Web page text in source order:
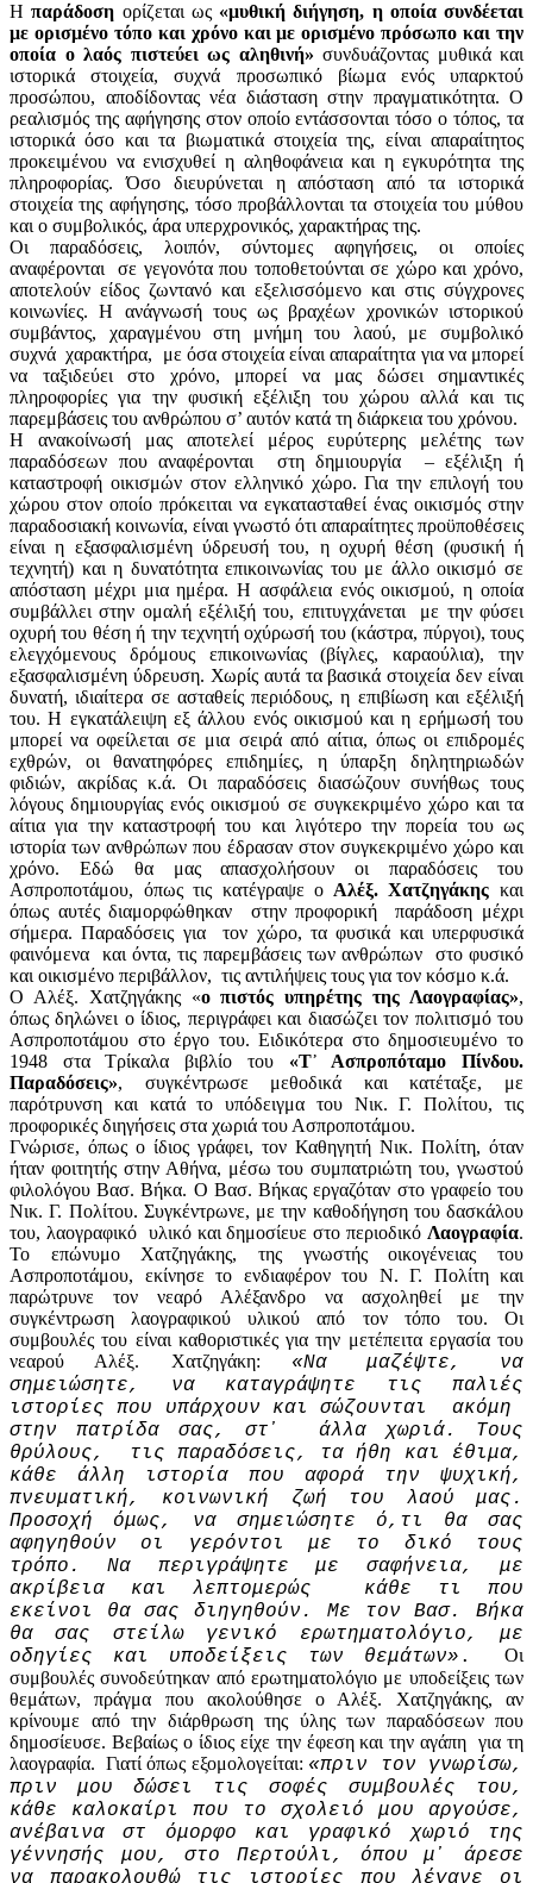
Ηπαράδοση ορίζεται ως «μυθική διήγηση, η οποία συνδέεται
με ορισμένο τόπο και χρόνο και με ορισμένο πρόσωπο και την
οποία ο λαός πιστεύει ως αληθινή» συνδυάζοντας μυθικά και
ιστορικά στοιχεία, συχνά προσωπικό βίωμα ενός υπαρκτού
προσώπου, αποδίδοντας νέα διάσταση στην πραγματικότητα. Ο
ρεαλισμός της αφήγησης στον οποίο εντάσσονται τόσο ο τόπος, τα
ιστορικά όσο και τα βιωματικά στοιχεία της, είναι απαραίτητος
προκειμένου να ενισχυθεί η αληθοφάνεια και η εγκυρότητα της
πληροφορίας. Όσο διευρύνεται η απόσταση από τα ιστορικά
στοιχεία της αφήγησης, τόσο προβάλλονται τα στοιχεία του μύθου
και ο συμβολικός, άρα υπερχρονικός, χαρακτήρας της.
Οι παραδόσεις, λοιπόν, σύντομες αφηγήσεις, οι οποίες
αναφέρονται σε γεγονότα που τοποθετούνται σε χώρο και χρόνο,
αποτελούν είδος ζωντανό και εξελισσόμενο και στις σύγχρονες
κοινωνίες. Η ανάγνωσή τους ως βραχέων χρονικών ιστορικού
συμβάντος, χαραγμένου στη μνήμη του λαού, με συμβολικό
συχνά χαρακτήρα, με όσα στοιχεία είναι απαραίτητα για να μπορεί
να ταξιδεύει στο χρόνο, μπορεί να μας δώσει σημαντικές
πληροφορίες για την φυσική εξέλιξη του χώρου αλλά και τις
παρεμβάσεις του ανθρώπου σ’ αυτόν κατά τη διάρκεια του χρόνου.
Η ανακοίνωσή μας αποτελεί μέρος ευρύτερης μελέτης των
παραδόσεων που αναφέρονται στη δημιουργία – εξέλιξη ή
καταστροφή οικισμών στον ελληνικό χώρο. Για την επιλογή του
χώρου στον οποίο πρόκειται να εγκατασταθεί ένας οικισμός στην
παραδοσιακή κοινωνία, είναι γνωστό ότι απαραίτητες προϋποθέσεις
είναι η εξασφαλισμένη ύδρευσή του, η οχυρή θέση (φυσική ή
τεχνητή) και η δυνατότητα επικοινωνίας του με άλλο οικισμό σε
απόσταση μέχρι μια ημέρα. Η ασφάλεια ενός οικισμού, η οποία
συμβάλλει στην ομαλή εξέλιξή του, επιτυγχάνεται με την φύσει
οχυρή του θέση ή την τεχνητή οχύρωσή του (κάστρα, πύργοι), τους
ελεγχόμενους δρόμους επικοινωνίας (βίγλες, καραούλια), την
εξασφαλισμένη ύδρευση. Χωρίς αυτά τα βασικά στοιχεία δεν είναι
δυνατή, ιδιαίτερα σε ασταθείς περιόδους, η επιβίωση και εξέλιξή
του. Η εγκατάλειψη εξ άλλου ενός οικισμού και η ερήμωσή του
μπορεί να οφείλεται σε μια σειρά από αίτια, όπως οι επιδρομές
εχθρών, οι θανατηφόρες επιδημίες, η ύπαρξη δηλητηριωδών
φιδιών, ακρίδας κ.ά. Οι παραδόσεις διασώζουν συνήθως τους
λόγους δημιουργίας ενός οικισμού σε συγκεκριμένο χώρο και τα
αίτια για την καταστροφή του και λιγότερο την πορεία του ως
ιστορία των ανθρώπων που έδρασαν στον συγκεκριμένο χώρο και
χρόνο. Εδώ θα μας απασχολήσουν οι παραδόσεις του
Ασπροποτάμου, όπως τις κατέγραψε ο Αλέξ. Χατζηγάκης και
όπως αυτές διαμορφώθηκαν στην προφορική παράδοση μέχρι
σήμερα. Παραδόσεις για τον χώρο, τα φυσικά και υπερφυσικά
φαινόμενα και όντα, τις παρεμβάσεις των ανθρώπων στο φυσικό
και οικισμένο περιβάλλον, τις αντιλήψεις τους για τον κόσμο κ.ά.
Ο Αλέξ. Χατζηγάκης «ο πιστός υπηρέτης της Λαογραφίας»,
όπως δηλώνει ο ίδιος, περιγράφει και διασώζει τον πολιτισμό του
Ασπροποτάμου στο έργο του. Ειδικότερα στο δημοσιευμένο το
1948 στα Τρίκαλα βιβλίο του«Τ᾽ Ασπροπόταμο Πίνδου.
Παραδόσεις», συγκέντρωσε μεθοδικά και κατέταξε, με
παρότρυνση και κατά το υπόδειγμα του Νικ. Γ. Πολίτου, τις
προφορικές διηγήσεις στα χωριά του Ασπροποτάμου.
Γνώρισε, όπως ο ίδιος γράφει, τον Καθηγητή Νικ. Πολίτη, όταν
ήταν φοιτητής στην Αθήνα, μέσω του συμπατριώτη του, γνωστού
φιλολόγου Βασ. Βήκα. Ο Βασ. Βήκας εργαζόταν στο γραφείο του
Νικ. Γ. Πολίτου. Συγκέντρωνε, με την καθοδήγηση του δασκάλου
του, λαογραφικό υλικό και δημοσίευε στο περιοδικό Λαογραφία.
Το επώνυμο Χατζηγάκης, της γνωστής οικογένειας του
Ασπροποτάμου, εκίνησε το ενδιαφέρον του Ν. Γ. Πολίτη και
παρώτρυνε τον νεαρό Αλέξανδρο να ασχοληθεί με την
συγκέντρωση λαογραφικού υλικού από τον τόπο του. Οι
συμβουλές του είναι καθοριστικές για την μετέπειτα εργασία του
νεαρού Αλέξ. Χατζηγάκη: «Να μαζέψτε, να
σημειώσητε, να καταγράψητε τις παλιές
ιστορίες που υπάρχουν και σώζουνται ακόμη
στην πατρίδα σας, στ᾽ άλλα χωριά. Τους
θρύλους, τις παραδόσεις, τα ήθη και έθιμα,
κάθε άλλη ιστορία που αφορά την ψυχική,
πνευματική, κοινωνική ζωή του λαού μας.
Προσοχή όμως, να σημειώσητε ό,τι θα σας
αφηγηθούν οι γερόντοι με το δικό τους
τρόπο. Να περιγράψητε με σαφήνεια, με
ακρίβεια και λεπτομερώς κάθε τι που
εκείνοι θα σας διηγηθούν. Με τον Βασ. Βήκα
θα σας στείλω γενικό ερωτηματολόγιο, με
οδηγίες και υποδείξεις των θεμάτων» .
Οι
συμβουλές συνοδεύτηκαν από ερωτηματολόγιο με υποδείξεις των
θεμάτων, πράγμα που ακολούθησε ο Αλέξ. Χατζηγάκης, αν
κρίνουμε από την διάρθρωση της ύλης των παραδόσεων που
δημοσίευσε. Βεβαίως ο ίδιος είχε την έφεση και την αγάπη για τη
λαογραφία. Γιατί όπως εξομολογείται: «πριν τον γνωρίσω,
πριν μου δώσει τις σοφές συμβουλές του,
κάθε καλοκαίρι που το σχολειό μου αργούσε,
ανέβαινα στ όμορφο και γραφικό χωριό της
γέννησής μου, στο Περτούλι, όπου μ᾽ άρεσε
να παρακολουθώ τις ιστορίες που λέγανε οι